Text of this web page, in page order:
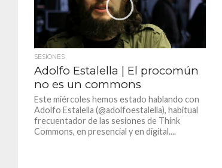
SESIONES
Adolfo Estalella | El procomún
no es un commons
Este miércoles hemos estado hablando con
Adolfo Estalella (@adolfoestalella), habitual
frecuentador de las sesiones de Think
Commons, en presencial y en digital....